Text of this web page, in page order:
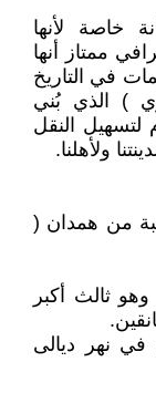
خاصة لأنها
ممتاز أنها
في التاريخ
) الذي بُني
السلطاني العثماني سنة 1860م لتسهيل النقل
ولأهلنا.
من همدان (
ثالث أكبر
نهر ديالى